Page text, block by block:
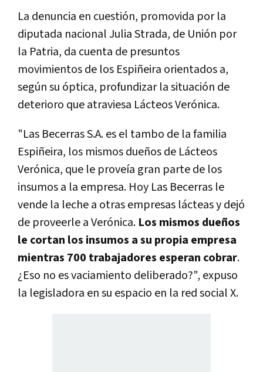
La denuncia en cuestión, promovida por la
diputada nacional Julia Strada, de Unión por
la Patria, da cuenta de presuntos
movimientos de los Espiñeira orientados a,
según su óptica, profundizar la situación de
deterioro que atraviesa Lácteos Verónica.
"Las Becerras S.A. es el tambo de la familia
Espiñeira, los mismos dueños de Lácteos
Verónica, que le proveía gran parte de los
insumos a la empresa. Hoy Las Becerras le
vende la leche a otras empresas lácteas y dejó
de proveerle a Verónica. Los mismos dueños
le cortan los insumos a su propia empresa
mientras 700 trabajadores esperan cobrar.
¿Eso no es vaciamiento deliberado?", expuso
la legisladora en su espacio en la red social X.